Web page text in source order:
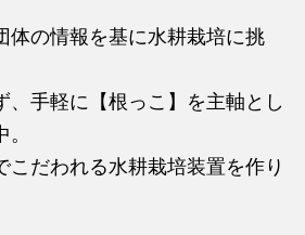
体の情報を基に水耕栽培に挑
、手軽に【根っこ】を主軸とし
こだわれる水耕栽培装置を作り